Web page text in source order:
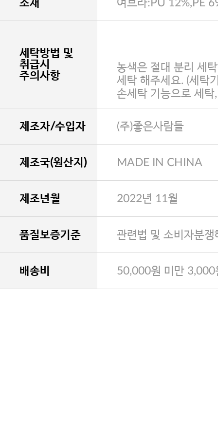
소재 여브라:PU 12%,PE
세탁방법 및
취급시
주의사항
농색은 절대 분리 세
세탁 해주세요. (세탁
손세탁 기능으로 세탁
제조자/수입자 (주)좋은사람들
제조국(원산지) MADE IN CHINA
제조년월 2022년 11월
품질보증기준 관련법 및 소비자분
배송비 50,000원 미만 3,000